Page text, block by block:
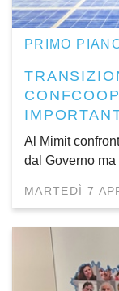
PRIMO
Al Mimit
dal Governo ma
MARTEDÌ 7